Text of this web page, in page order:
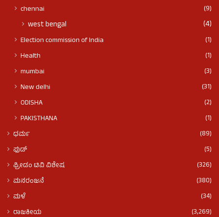
chennai
(9)
west bengal (4)
Election commission of India
(1)
Health
(1)
mumbai
(3)
New delhi
(31)
ODISHA
(2)
PAKISTHANA
(1)
ಧರ್ಮ
(89)
ಫುಡ್​​
(5)
ಫ್ರೀಡಂ ಟಿವಿ ವಿಶೇಷ
(326)
ಮನರಂಜನೆ
(380)
ಮಳೆ
(34)
ರಾಜಕೀಯ
(3,269)